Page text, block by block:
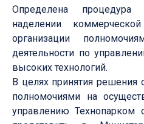
Определена
наделении
организации
деятельности по
высоких технологий.
В целях принятия решения
полномочиями на
управлению Технопарком